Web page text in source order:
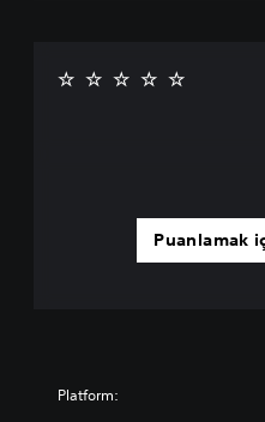
Puanlamak
Platform: